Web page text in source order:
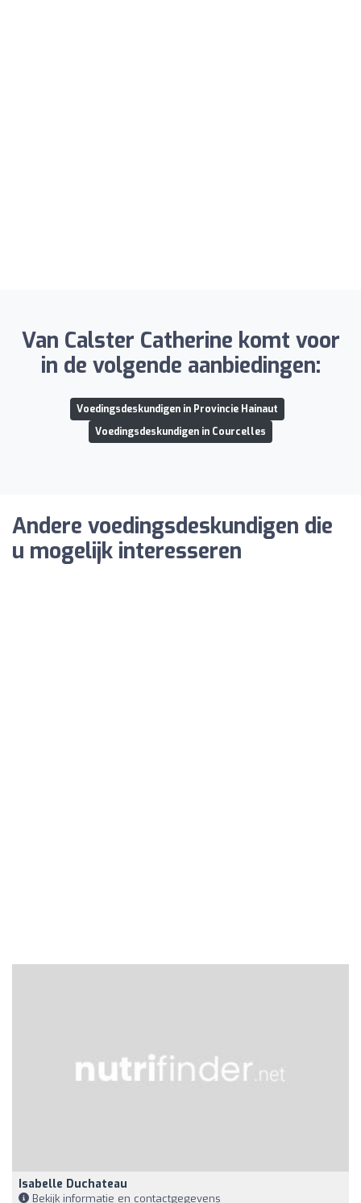
Van Calster Catherine komt voor
in de volgende aanbiedingen:
Voedingsdeskundigen in Provincie Hainaut
Voedingsdeskundigen in Courcelles
Andere voedingsdeskundigen die
u mogelijk interesseren
Isabelle Duchateau
Bekijk informatie en contactgegevens